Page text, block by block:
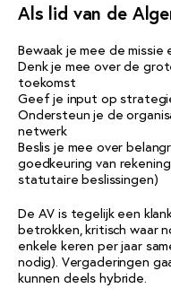
Als lid van de
Bewaak je mee de
Denk je mee over de
toekomst
Geef je input op
Ondersteun je de
netwerk
Beslis je mee over
goedkeuring van
statutaire beslissingen)
De AV is tegelijk een
betrokken, kritisch waar
enkele keren per jaar
nodig). Vergaderingen
kunnen deels hybride.